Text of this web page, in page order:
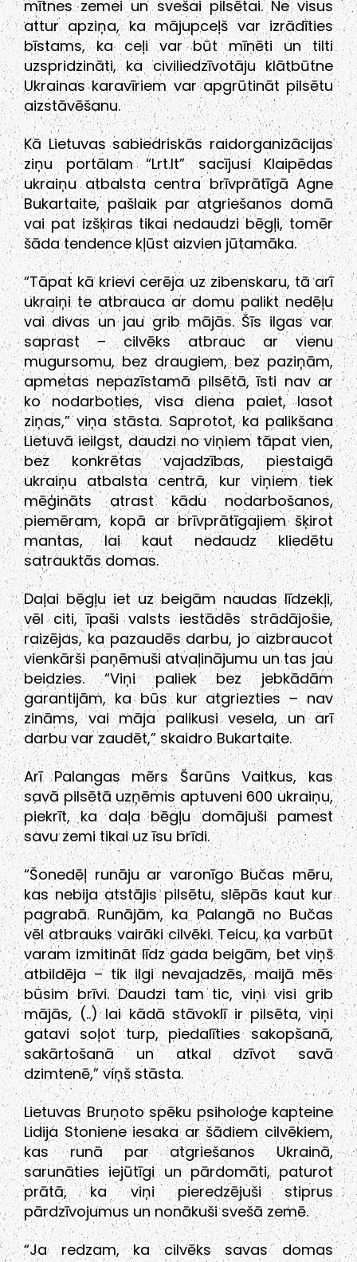
mītnes zemei un svešai pilsētai. Ne visus
attur apziņa, ka mājupceļš var izrādīties
bīstams, ka ceļi var būt mīnēti un tilti
uzspridzināti, ka civiliedzīvotāju klātbūtne
Ukrainas karavīriem var apgrūtināt pilsētu
aizstāvēšanu.
Kā Lietuvas sabiedriskās raidorganizācijas
ziņu portālam “Lrt.lt” sacījusi Klaipēdas
ukraiņu atbalsta centra brīvprātīgā Agne
Bukartaite, pašlaik par atgriešanos domā
vai pat izšķiras tikai nedaudzi bēgļi, tomēr
šāda tendence kļūst aizvien jūtamāka.
“Tāpat kā krievi cerēja uz zibenskaru, tā arī
ukraiņi te atbrauca ar domu palikt nedēļu
vai divas un jau grib mājās. Šīs ilgas var
saprast – cilvēks atbrauc ar vienu
mugursomu, bez draugiem, bez paziņām,
apmetas nepazīstamā pilsētā, īsti nav ar
ko nodarboties, visa diena paiet, lasot
ziņas,” viņa stāsta. Saprotot, ka palikšana
Lietuvā ieilgst, daudzi no viņiem tāpat vien,
bez konkrētas vajadzības, piestaigā
ukraiņu atbalsta centrā, kur viņiem tiek
mēģināts atrast kādu nodarbošanos,
piemēram, kopā ar brīvprātīgajiem šķirot
mantas, lai kaut nedaudz kliedētu
satrauktās domas.
Daļai bēgļu iet uz beigām naudas līdzekļi,
vēl citi, īpaši valsts iestādēs strādājošie,
raizējas, ka pazaudēs darbu, jo aizbraucot
vienkārši paņēmuši atvaļinājumu un tas jau
beidzies. “Viņi paliek bez jebkādām
garantijām, ka būs kur atgriezties – nav
zināms, vai māja palikusi vesela, un arī
darbu var zaudēt,” skaidro Bukartaite.
Arī Palangas mērs Šarūns Vaitkus, kas
savā pilsētā uzņēmis aptuveni 600 ukraiņu,
piekrīt, ka daļa bēgļu domājuši pamest
savu zemi tikai uz īsu brīdi.
“Šonedēļ runāju ar varonīgo Bučas mēru,
kas nebija atstājis pilsētu, slēpās kaut kur
pagrabā. Runājām, ka Palangā no Bučas
vēl atbrauks vairāki cilvēki. Teicu, ka varbūt
varam izmitināt līdz gada beigām, bet viņš
atbildēja – tik ilgi nevajadzēs, maijā mēs
būsim brīvi. Daudzi tam tic, viņi visi grib
mājās, (..) lai kādā stāvoklī ir pilsēta, viņi
gatavi soļot turp, piedalīties sakopšanā,
sakārtošanā un atkal dzīvot savā
dzimtenē,” viņš stāsta.
Lietuvas Bruņoto spēku psiholoģe kapteine
Lidija Stoniene iesaka ar šādiem cilvēkiem,
kas runā par atgriešanos Ukrainā,
sarunāties iejūtīgi un pārdomāti, paturot
prātā, ka viņi pieredzējuši stiprus
pārdzīvojumus un nonākuši svešā zemē.
“Ja redzam, ka cilvēks savas domas